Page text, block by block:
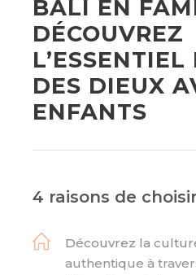
BALI EN
DÉCOUVREZ
L’ESSENTIEL
DES DIEUX
ENFANTS
4 raisons de
Découvrez la
authentique à